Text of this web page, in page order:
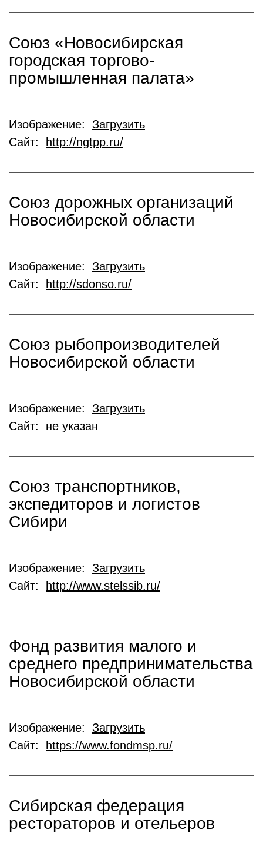
Союз «Новосибирская
городская торгово-
промышленная палата»
Изображение: Загрузить
Сайт:
http://ngtpp.ru/
Союз дорожных организаций
Новосибирской области
Изображение: Загрузить
Сайт:
http://sdonso.ru/
Союз рыбопроизводителей
Новосибирской области
Изображение: Загрузить
Сайт: не указан
Союз транспортников,
экспедиторов и логистов
Сибири
Изображение: Загрузить
Сайт:
http://www.stelssib.ru/
Фонд развития малого и
среднего предпринимательства
Новосибирской области
Изображение: Загрузить
Сайт:
https://www.fondmsp.ru/
Cибирская федерация
рестораторов и отельеров